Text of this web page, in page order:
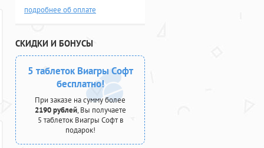
подробнее об оплате
СКИДКИ И БОНУСЫ
5 таблеток Виагры Софт
бесплатно!
При заказе на сумму более
2190 рублей, Вы получаете
5 таблеток Виагры Софт в
подарок!